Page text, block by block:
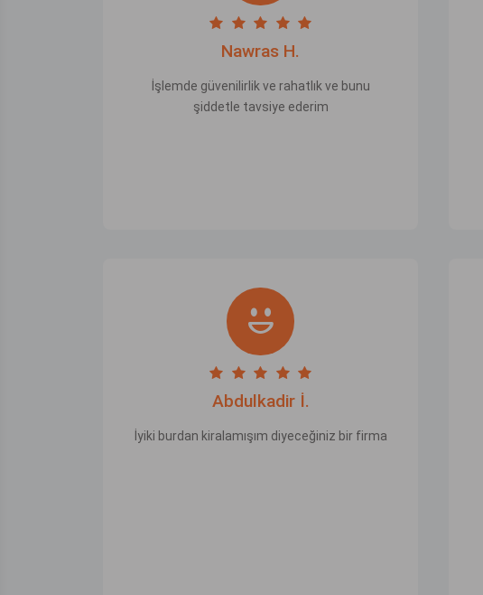
Nawras H.
İşlemde güvenilirlik ve rahatlık ve bunu
şiddetle tavsiye ederim
Abdulkadir İ.
İyiki burdan kiralamışım diyeceğiniz bir firma